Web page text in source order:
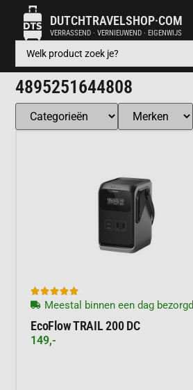
DUTCHTRAVELSHOP·COM
VERRASSEND · VERNIEUWEND · EIGENWIJS
4895251644808

Meestal binnen een dag bezorgd
EcoFlow TRAIL 200 DC
149,-